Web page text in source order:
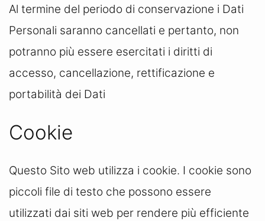
Al termine del periodo di conservazione i Dati
Personali saranno cancellati e pertanto, non
potranno più essere esercitati i diritti di
accesso, cancellazione, rettificazione e
portabilità dei Dati
Cookie
Questo Sito web utilizza i cookie. I cookie sono
piccoli file di testo che possono essere
utilizzati dai siti web per rendere più efficiente